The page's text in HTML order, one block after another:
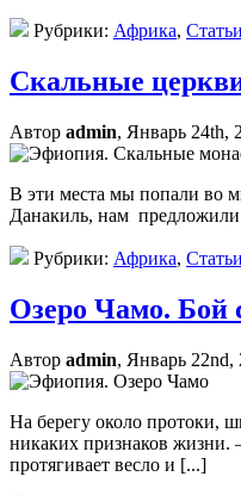
Рубрики: Африка, Статьи
Скальные
Автор admin, Январь 24th,
В эти места мы попали во
Данакиль, нам предложили
Рубрики: Африка, Статьи
Озеро Чамо. Бой
Автор admin, Январь 22nd,
На берегу около протоки,
никаких признаков
протягивает весло и [...]